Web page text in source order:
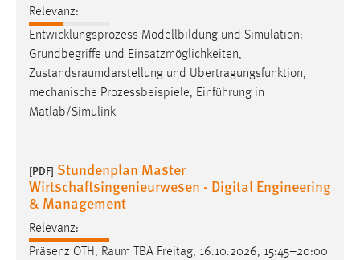
Relevanz:
Entwicklungsprozess Modellbildung und Simulation:
Grundbegriffe und Einsatzmöglichkeiten,
Zustandsraumdarstellung und Übertragungsfunktion,
mechanische Prozessbeispiele, Einführung in
Matlab/Simulink
[PDF] Stundenplan Master
Wirtschaftsingenieurwesen - Digital Engineering
& Management
Relevanz:
Präsenz OTH, Raum TBA Freitag, 16.10.2026, 15:45–20:00